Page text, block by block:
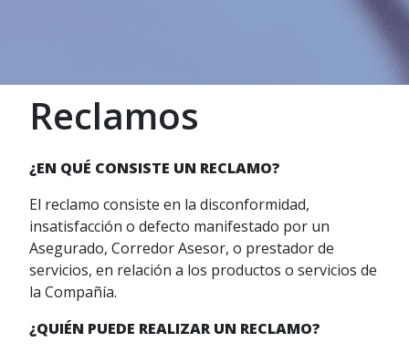
Reclamos
¿EN QUÉ CONSISTE UN RECLAMO?
El reclamo consiste en la disconformidad,
insatisfacción o defecto manifestado por un
Asegurado, Corredor Asesor, o prestador de
servicios, en relación a los productos o servicios de
la Compañía.
¿QUIÉN PUEDE REALIZAR UN RECLAMO?